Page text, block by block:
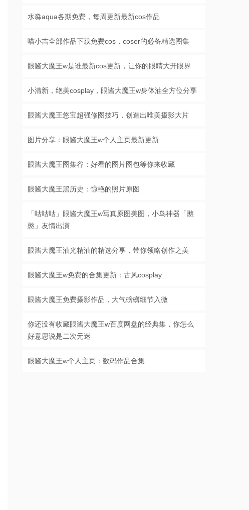
水淼aqua各期免费，每周更新最新cos作品
喵小吉全部作品下载免费cos，coser的必备精选图集
眼酱大魔王w是谁最新cos更新，让你的眼睛大开眼界
小清新，绝美cosplay，眼酱大魔王w身体油全方位分享
眼酱大魔王悠宝超强修图技巧，创造出唯美摄影大片
图片分享：眼酱大魔王w个人主页最新更新
眼酱大魔王图集谷：好看的图片图包等你来收藏
眼酱大魔王黑历史：惊艳的照片原图
「咕咕咕」眼酱大魔王w写真原图美图，小鸟神器「憨
憨」友情出演
眼酱大魔王油光精油的精选分享，带你领略创作之美
眼酱大魔王w免费的合集更新：古风cosplay
眼酱大魔王免费摄影作品，大气磅礴细节入微
你还没有收藏眼酱大魔王w百度网盘的经典集，你怎么
好意思说是二次元迷
眼酱大魔王w个人主页：数码作品合集